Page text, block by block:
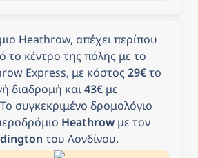
Heathrow, απέχει περίπου
το κέντρο της πόλης με το
Express, με κόστος 29€ το
διαδρομή και 43€ με
συγκεκριμένο δρομολόγιο
Heathrow με τον
του Λονδίνου.